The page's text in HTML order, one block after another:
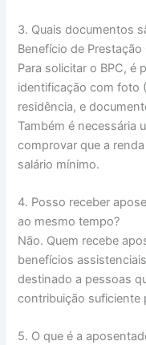
3. Quais documentos
Benefício de
Para solicitar o BPC, é
identificação com foto
residência, e
Também é necessária
comprovar que a
salário mínimo.
4. Posso receber
ao mesmo tempo?
Não. Quem recebe
benefícios
destinado a pessoas
contribuição suficiente
5. O que é a